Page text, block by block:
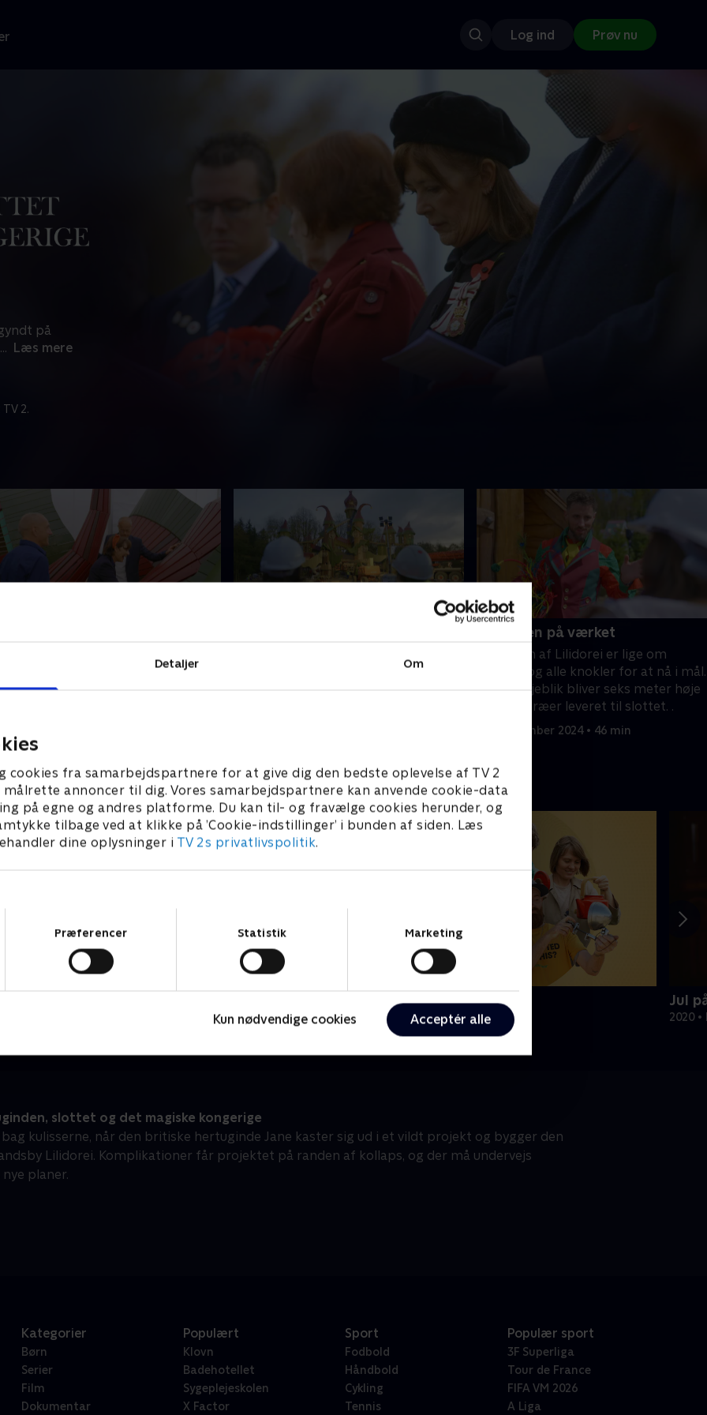
Detaljer Om
cookies fra samarbejdspartnere for at give dig den bedste oplevelse af TV 2
annoncer til dig. Vores samarbejdspartnere kan anvende cookie-data
på egne og andres platforme. Du kan til- og fravælge cookies herunder, og
tilbage ved at klikke på ’Cookie-indstillinger’ i bunden af siden. Læs
dine oplysninger i TV 2s privatlivspolitik.
Præferencer Statistik Marketing
Kun nødvendige cookies Acceptér alle
Log ind Prøv nu
på
... Læs mere
2.
arbejdet endelig genoptaget,
fundamentet lægges. Et længe
er med til at udråbe den nye konge.
6. Kronen på værket
Åbningen af Lilidorei er lige om
hjørnet, og alle knokler for at nå i mål.
I sidste øjeblik bliver seks meter høje
visdomstræer leveret til slottet. .
29. september 2024 • 46 min
Loppe Deluxe
Livsstil • 5 sæsoner
Jul
2020
slottet og det magiske kongerige
bag kulisserne, når den britiske hertuginde Jane kaster sig ud i et vildt projekt og bygger den
Lilidorei. Komplikationer får projektet på randen af kollaps, og der må undervejs
planer.
Kategorier
Børn
Serier
Film
Dokumentar
Populært
Klovn
Badehotellet
Sygeplejeskolen
X Factor
Sport
Fodbold
Håndbold
Cykling
Tennis
Populær sport
3F Superliga
Tour de France
FIFA VM 2026
A Liga